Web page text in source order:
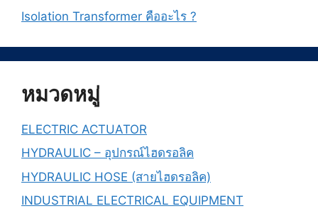
Isolation Transformer คืออะไร ?
หมวดหมู่
ELECTRIC ACTUATOR
HYDRAULIC – อุปกรณ์ไฮดรอลิค
HYDRAULIC HOSE (สายไฮดรอลิค)
INDUSTRIAL ELECTRICAL EQUIPMENT